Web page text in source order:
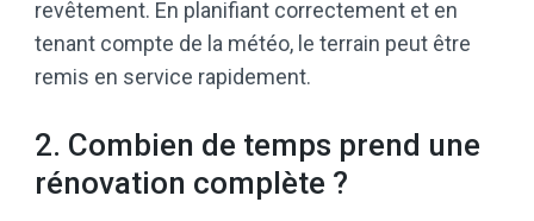
revêtement. En planifiant correctement et en
tenant compte de la météo, le terrain peut être
remis en service rapidement.
2. Combien de temps prend une
rénovation complète ?